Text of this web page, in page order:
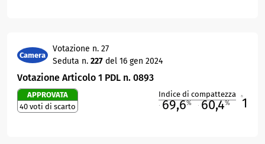
Camera
Votazione n. 27
Seduta n. 227 del 16 gen 2024
Votazione Articolo 1 PDL n. 0893
APPROVATA
40 voti di scarto
Indice di compattezza
69,6% 60,4% 1